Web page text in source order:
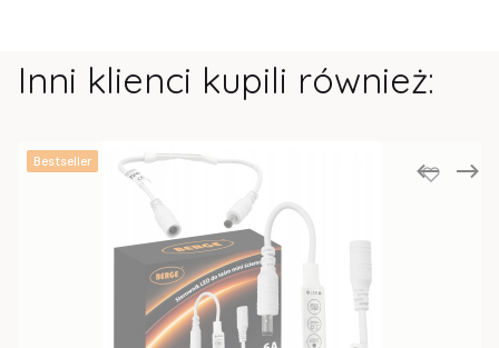
Inni klienci kupili również:
Bestseller